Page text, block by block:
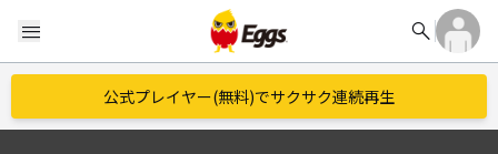
menu search
公式プレイヤー(無料)でサクサク連続再生